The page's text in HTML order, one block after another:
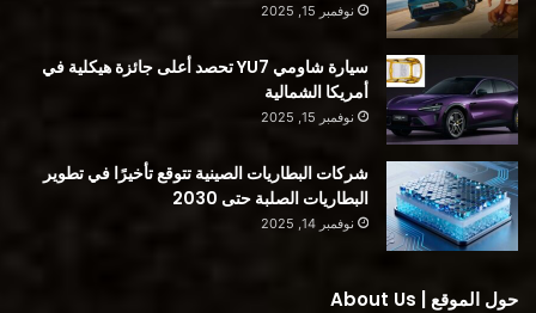
قصة Richmond News
نوفمبر 15, 2025
سيارة شاومي YU7 تحصد أعلى جائزة هيكلية في
أمريكا الشمالية
نوفمبر 15, 2025
شركات البطاريات الصينية تتوقع تأخيرًا في تطوير
البطاريات الصلبة حتى 2030
نوفمبر 14, 2025
حول الموقع | About Us